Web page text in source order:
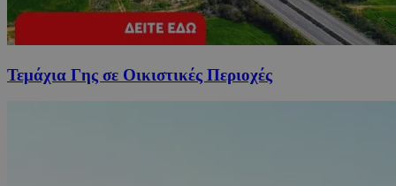
Τεμάχια Γης σε Οικιστικές Περιοχές